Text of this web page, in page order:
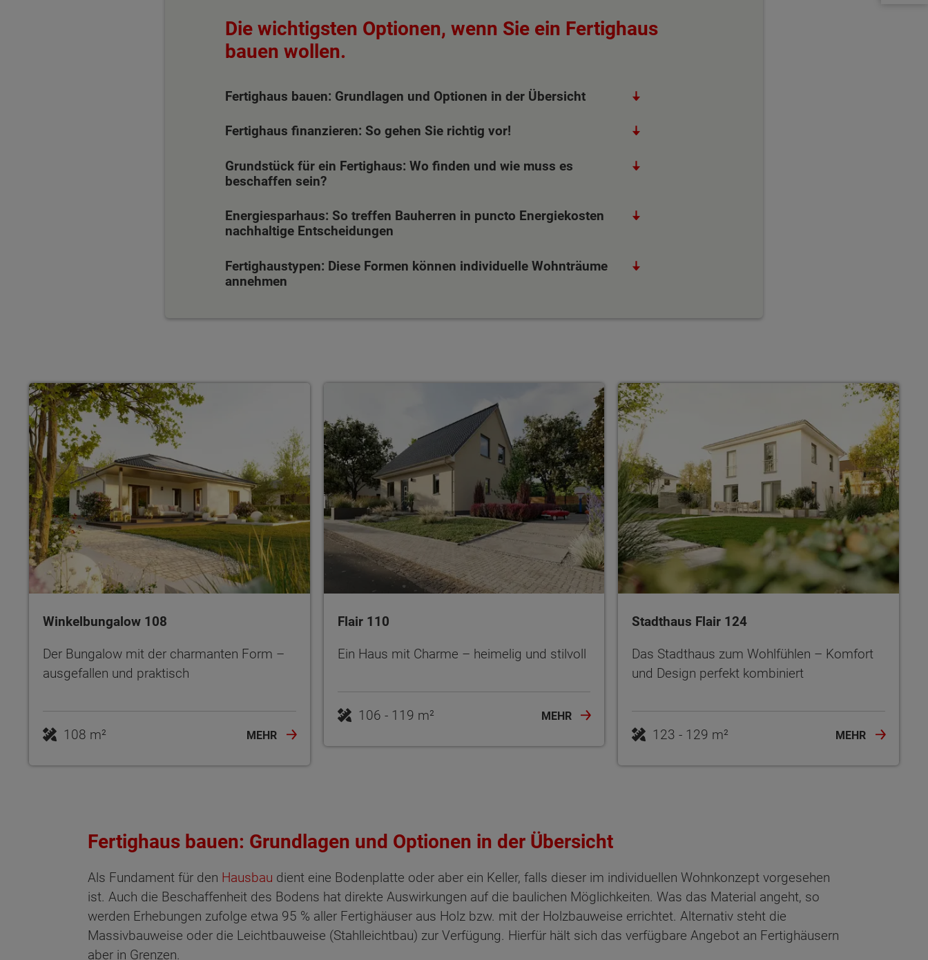
Die wichtigsten Optionen, wenn Sie ein Fertighaus
bauen wollen.
Fertighaus bauen: Grundlagen und Optionen in der Übersicht
Fertighaus finanzieren: So gehen Sie richtig vor!
Grundstück für ein Fertighaus: Wo finden und wie muss es
beschaffen sein?
Energiesparhaus: So treffen Bauherren in puncto Energiekosten
nachhaltige Entscheidungen
Fertighaustypen: Diese Formen können individuelle Wohnträume
annehmen
Winkelbungalow 108
Der Bungalow mit der charmanten Form –
ausgefallen und praktisch
108 m² MEHR
Flair 110
Ein Haus mit Charme – heimelig und stilvoll
106 - 119 m² MEHR
Stadthaus Flair 124
Das Stadthaus zum Wohlfühlen – Komfort
und Design perfekt kombiniert
123 - 129 m² MEHR
Fertighaus bauen: Grundlagen und Optionen in der Übersicht
Als Fundament für den Hausbau dient eine Bodenplatte oder aber ein Keller, falls dieser im individuellen Wohnkonzept vorgesehen
ist. Auch die Beschaffenheit des Bodens hat direkte Auswirkungen auf die baulichen Möglichkeiten. Was das Material angeht, so
werden Erhebungen zufolge etwa 95 % aller Fertighäuser aus Holz bzw. mit der Holzbauweise errichtet. Alternativ steht die
Massivbauweise oder die Leichtbauweise (Stahlleichtbau) zur Verfügung. Hierfür hält sich das verfügbare Angebot an Fertighäusern
aber in Grenzen.